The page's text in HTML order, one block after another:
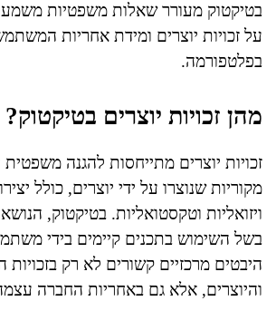
בטיקטוק מעורר שאלות משפטיות
על זכויות יוצרים ומידת אחריות
בפלטפורמה.
מהן זכויות יוצרים בטיקטוק?
זכויות יוצרים מתייחסות להגנה משפטית
מקוריות שנוצרו על ידי יוצרים, כולל
ויזואליות וטקסטואליות. בטיקטוק,
בשל השימוש בתכנים קיימים בידי
היבטים מרכזיים קשורים לא רק בזכויות
והיוצרים, אלא גם באחריות החברה